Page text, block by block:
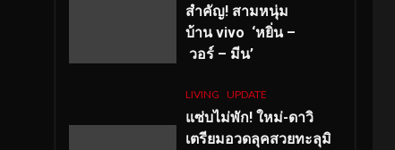
สำคัญ! สามหนุ่ม
บ้าน vivo ‘หยิ่น –
วอร์ – มีน’
LIVING UPDATE
แซ่บไม่พัก! ใหม่-ดาวิ
เตรียมอวดลุคสวยทะลุมิ